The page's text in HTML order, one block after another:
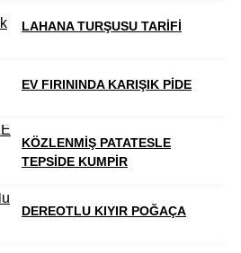
LAHANA TURŞUSU TARİFİ
EV FIRININDA KARIŞIK PİDE
KÖZLENMİŞ PATATESLE
TEPSİDE KUMPİR
DEREOTLU KIYIR POĞAÇA